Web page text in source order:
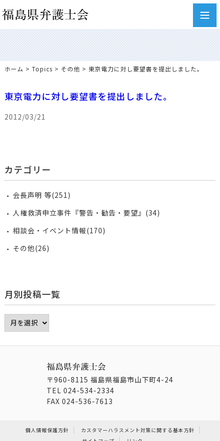
ホーム > Topics > その他 > 東京電力に対し要望書を提出しました。
東京電力に対し要望書を提出しました。
2012/03/21
カテゴリー
会長声明 等(251)
人権救済申立事件『警告・勧告・要望』(34)
相談会・イベント情報(170)
その他(26)
月別投稿一覧
〒960-8115 福島県福島市山下町4-24
TEL 024-534-2334
FAX 024-536-7613
個人情報保護方針
カスタマーハラスメント対策に関する基本方針